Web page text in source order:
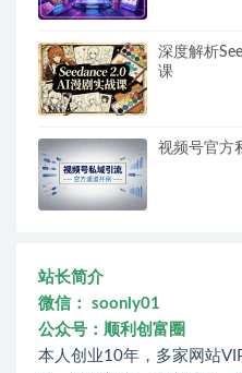
深度解析
课
视频号官方
站长简介
微信： soonly01
公众号：顺利创富圈
本人创业10年，多家网站